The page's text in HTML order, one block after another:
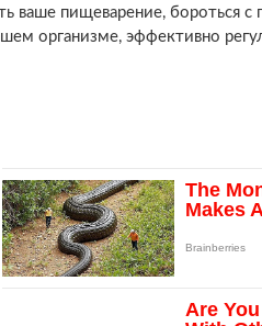
ваше пищеварение, бороться с
организме, эффективно